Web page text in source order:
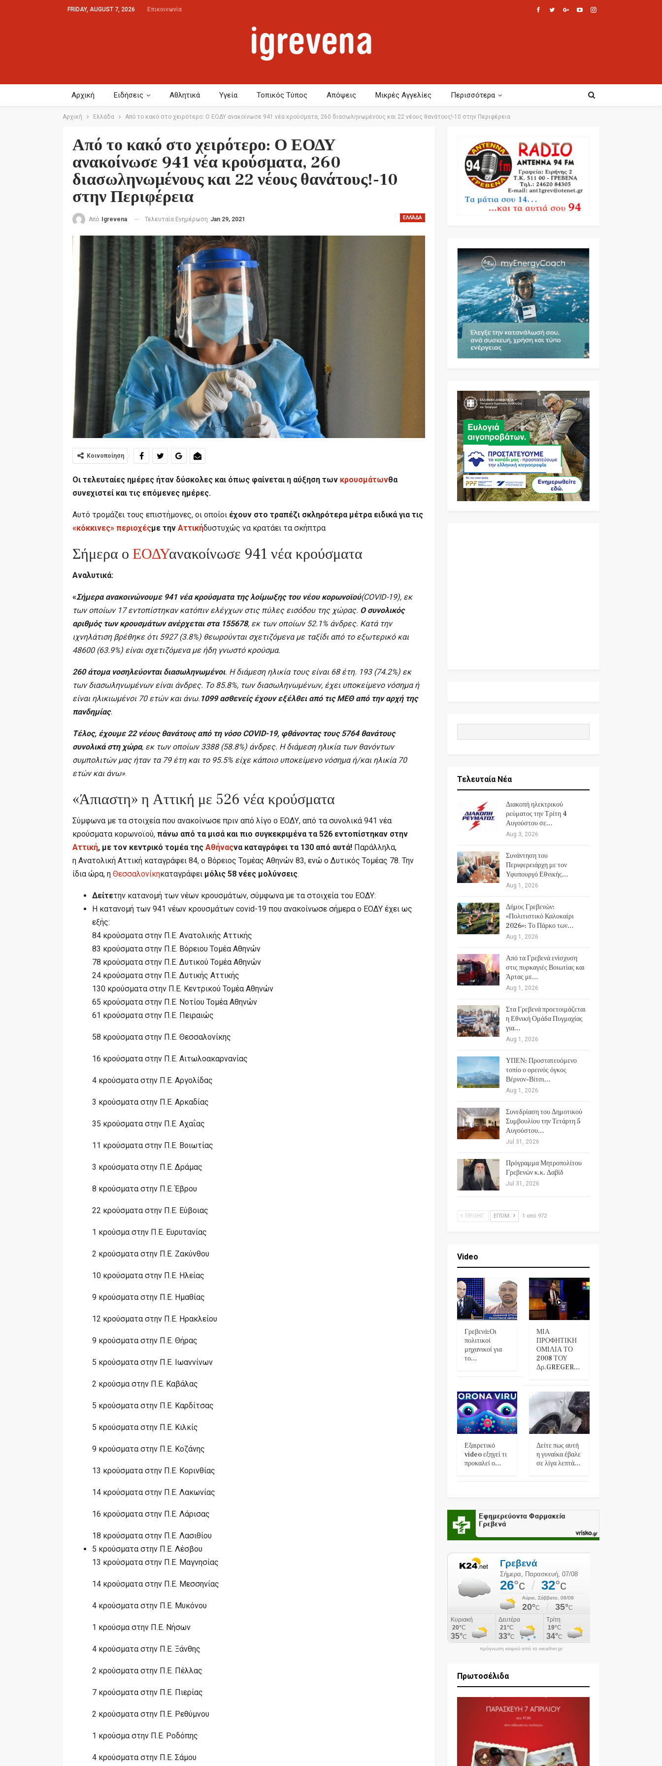
FRIDAY, AUGUST 7, 2026 Επικοινωνία
Αρχική Ειδήσεις Αθλητικά Υγεία Τοπικός Τύπος Απόψεις Μικρές Αγγελίες Περισσότερα
Αρχική Ελλάδα Από το κακό στο χειρότερο: Ο ΕΟΔΥ ανακοίνωσε 941 νέα κρούσματα, 260 διασωληνωμένους και 22 νέους θανάτους!-10 στην Περιφέρεια
Από το κακό στο χειρότερο: Ο ΕΟΔΥ
ανακοίνωσε 941 νέα κρούσματα, 260
διασωληνωμένους και 22 νέους θανάτους!-10
στην Περιφέρεια
ΕΛΛΆΔΑ
Από Igrevena Τελευταία Ενημέρωση Jan 29, 2021
Κοινοποίηση
Οι τελευταίες ημέρες ήταν δύσκολες και όπως φαίνεται η αύξηση των κρουσμάτωνθα
συνεχιστεί και τις επόμενες ημέρες.
Αυτό τρομάζει τους επιστήμονες, οι οποίοι έχουν στο τραπέζι σκληρότερα μέτρα ειδικά για τις
«κόκκινες» περιοχέςμε την Αττικήδυστυχώς να κρατάει τα σκήπτρα
Σήμερα ο ΕΟΔΥανακοίνωσε 941 νέα κρούσματα
Αναλυτικά:
«Σήμερα ανακοινώνουμε 941 νέα κρούσματα της λοίμωξης του νέου κορωνοϊού(COVID-19), εκ
των οποίων 17 εντοπίστηκαν κατόπιν ελέγχων στις πύλες εισόδου της χώρας. Ο συνολικός
αριθμός των κρουσμάτων ανέρχεται στα 155678, εκ των οποίων 52.1% άνδρες. Κατά την
ιχνηλάτιση βρέθηκε ότι 5927 (3.8%) θεωρούνται σχετιζόμενα με ταξίδι από το εξωτερικό και
48600 (63.9%) είναι σχετιζόμενα με ήδη γνωστό κρούσμα.
260 άτομα νοσηλεύονται διασωληνωμένοι. Η διάμεση ηλικία τους είναι 68 έτη. 193 (74.2%) εκ
των διασωληνωμένων είναι άνδρες. To 85.8%, των διασωληνωμένων, έχει υποκείμενο νόσημα ή
είναι ηλικιωμένοι 70 ετών και άνω. 1099 ασθενείς έχουν εξέλθει από τις ΜΕΘ από την αρχή της
πανδημίας.
Τέλος, έχουμε 22 νέους θανάτους από τη νόσο COVID-19, φθάνοντας τους 5764 θανάτους
συνολικά στη χώρα, εκ των οποίων 3388 (58.8%) άνδρες. Η διάμεση ηλικία των θανόντων
συμπολιτών μας ήταν τα 79 έτη και το 95.5% είχε κάποιο υποκείμενο νόσημα ή/και ηλικία 70
ετών και άνω».
«Άπιαστη» η Αττική με 526 νέα κρούσματα
Σύμφωνα με τα στοιχεία που ανακοίνωσε πριν από λίγο ο ΕΟΔΥ, από τα συνολικά 941 νέα
κρούσματα κορωνοϊού, πάνω από τα μισά και πιο συγκεκριμένα τα 526 εντοπίστηκαν στην
Αττική, με τον κεντρικό τομέα της Αθήναςνα καταγράφει τα 130 από αυτά! Παράλληλα,
η Ανατολική Αττική καταγράφει 84, ο Βόρειος Τομέας Αθηνών 83, ενώ ο Δυτικός Τομέας 78. Την
ίδια ώρα, η Θεσσαλονίκηκαταγράφει μόλις 58 νέες μολύνσεις.
Δείτετην κατανομή των νέων κρουσμάτων, σύμφωνα με τα στοιχεία του ΕΟΔΥ:
Η κατανομή των 941 νέων κρουσμάτων covid-19 που ανακοίνωσε σήμερα ο ΕΟΔΥ έχει ως
εξής:
84 κρούσματα στην Π.Ε. Ανατολικής Αττικής
83 κρούσματα στην Π.Ε. Βόρειου Τομέα Αθηνών
78 κρούσματα στην Π.Ε. Δυτικού Τομέα Αθηνών
24 κρούσματα στην Π.Ε. Δυτικής Αττικής
130 κρούσματα στην Π.Ε. Κεντρικού Τομέα Αθηνών
65 κρούσματα στην Π.Ε. Νοτίου Τομέα Αθηνών
61 κρούσματα στην Π.Ε. Πειραιώς
58 κρούσματα στην Π.Ε. Θεσσαλονίκης
16 κρούσματα στην Π.Ε. Αιτωλοακαρνανίας
4 κρούσματα στην Π.Ε. Αργολίδας
3 κρούσματα στην Π.Ε. Αρκαδίας
35 κρούσματα στην Π.Ε. Αχαΐας
11 κρούσματα στην Π.Ε. Βοιωτίας
3 κρούσματα στην Π.Ε. Δράμας
8 κρούσματα στην Π.Ε. Έβρου
22 κρούσματα στην Π.Ε. Εύβοιας
1 κρούσμα στην Π.Ε. Ευρυτανίας
2 κρούσματα στην Π.Ε. Ζακύνθου
10 κρούσματα στην Π.Ε. Ηλείας
9 κρούσματα στην Π.Ε. Ημαθίας
12 κρούσματα στην Π.Ε. Ηρακλείου
9 κρούσματα στην Π.Ε. Θήρας
5 κρούσματα στην Π.Ε. Ιωαννίνων
2 κρούσμα στην Π.Ε. Καβάλας
5 κρούσματα στην Π.Ε. Καρδίτσας
5 κρούσματα στην Π.Ε. Κιλκίς
9 κρούσματα στην Π.Ε. Κοζάνης
13 κρούσματα στην Π.Ε. Κορινθίας
14 κρούσματα στην Π.Ε. Λακωνίας
16 κρούσματα στην Π.Ε. Λάρισας
18 κρούσματα στην Π.Ε. Λασιθίου
5 κρούσματα στην Π.Ε. Λέσβου
13 κρούσματα στην Π.Ε. Μαγνησίας
14 κρούσματα στην Π.Ε. Μεσσηνίας
4 κρούσματα στην Π.Ε. Μυκόνου
1 κρούσμα στην Π.Ε. Νήσων
4 κρούσματα στην Π.Ε. Ξάνθης
2 κρούσματα στην Π.Ε. Πέλλας
7 κρούσματα στην Π.Ε. Πιερίας
2 κρούσματα στην Π.Ε. Ρεθύμνου
1 κρούσμα στην Π.Ε. Ροδόπης
4 κρούσματα στην Π.Ε. Σάμου
Τελευταία Νέα
Διακοπή ηλεκτρικού
ρεύματος την Τρίτη 4
Αυγούστου σε…
Aug 3, 2026
Συνάντηση του
Περιφερειάρχη με τον
Υφυπουργό Εθνικής…
Aug 1, 2026
Δήμος Γρεβενών:
«Πολιτιστικό Καλοκαίρι
2026»: Το Πάρκο των…
Aug 1, 2026
Από τα Γρεβενά ενίσχυση
στις πυρκαγιές Βοιωτίας και
Άρτας με…
Aug 1, 2026
Στα Γρεβενά προετοιμάζεται
η Εθνική Ομάδα Πυγμαχίας
για…
Aug 1, 2026
ΥΠΕΝ: Προστατευόμενο
τοπίο ο ορεινός όγκος
Βέρνον-Βίτσι…
Aug 1, 2026
Συνεδρίαση του Δημοτικού
Συμβουλίου την Τετάρτη 5
Αυγούστου…
Jul 31, 2026
Πρόγραμμα Μητροπολίτου
Γρεβενών κ.κ. Δαβίδ
Jul 31, 2026
ΠΡΟΗΓ. ΕΠΌΜ. 1 από 972
Video
Γρεβενά:Οι
πολιτικοί
μηχανικοί για
το…
ΜΙΑ
ΠΡΟΦΗΤΙΚΗ
ΟΜΙΛΙΑ ΤΟ
2008 ΤΟΥ
Δρ.GREGER…
Εξαιρετικό
video εξηγεί τι
προκαλεί ο…
Δείτε πως αυτή
η γυναίκα έβαλε
σε λίγα λεπτά…
πρόγνωση καιρού από το weather.gr
Πρωτοσέλιδα